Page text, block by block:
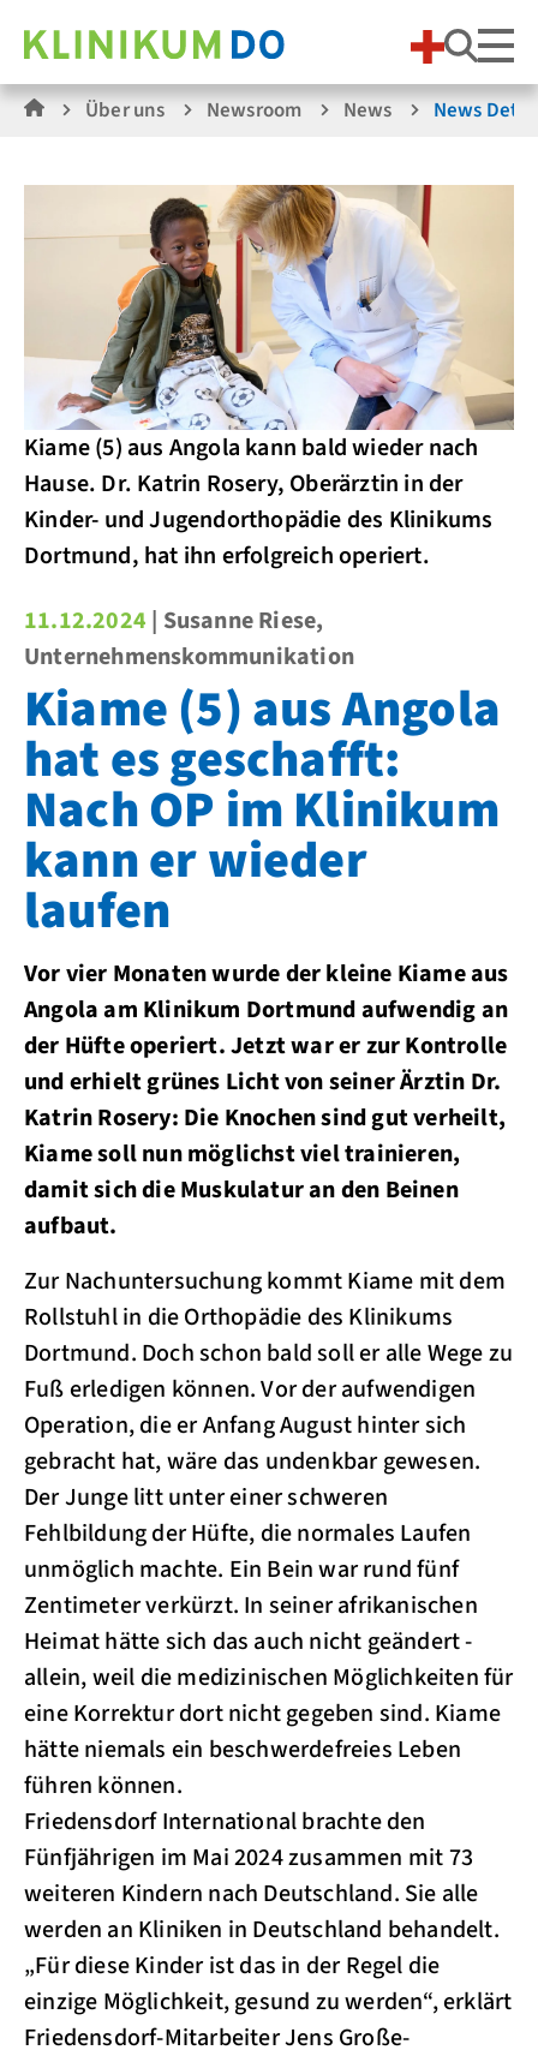
Über uns Newsroom News News
Kiame (5) aus Angola kann bald wieder nach
Hause. Dr. Katrin Rosery, Oberärztin in der
Kinder- und Jugendorthopädie des Klinikums
Dortmund, hat ihn erfolgreich operiert.
11.12.2024 | Susanne Riese,
Unternehmenskommunikation
Kiame (5) aus Angola
hat es geschafft:
Nach OP im Klinikum
kann er wieder
laufen
Vor vier Monaten wurde der kleine Kiame aus
Angola am Klinikum Dortmund aufwendig an
der Hüfte operiert. Jetzt war er zur Kontrolle
und erhielt grünes Licht von seiner Ärztin Dr.
Katrin Rosery: Die Knochen sind gut verheilt,
Kiame soll nun möglichst viel trainieren,
damit sich die Muskulatur an den Beinen
aufbaut.
Zur Nachuntersuchung kommt Kiame mit dem
Rollstuhl in die Orthopädie des Klinikums
Dortmund. Doch schon bald soll er alle Wege zu
Fuß erledigen können. Vor der aufwendigen
Operation, die er Anfang August hinter sich
gebracht hat, wäre das undenkbar gewesen.
Der Junge litt unter einer schweren
Fehlbildung der Hüfte, die normales Laufen
unmöglich machte. Ein Bein war rund fünf
Zentimeter verkürzt. In seiner afrikanischen
Heimat hätte sich das auch nicht geändert -
allein, weil die medizinischen Möglichkeiten für
eine Korrektur dort nicht gegeben sind. Kiame
hätte niemals ein beschwerdefreies Leben
führen können.
Friedensdorf International brachte den
Fünfjährigen im Mai 2024 zusammen mit 73
weiteren Kindern nach Deutschland. Sie alle
werden an Kliniken in Deutschland behandelt.
„Für diese Kinder ist das in der Regel die
einzige Möglichkeit, gesund zu werden“, erklärt
Friedensdorf-Mitarbeiter Jens Große-